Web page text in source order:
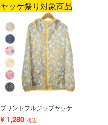
ヤッケ祭り対象商品
プリントフルジップヤッケ
¥ 1,280 税込